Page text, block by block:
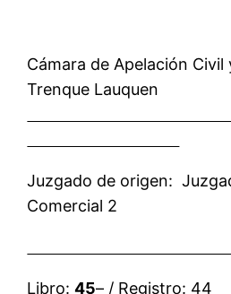
Cámara de Apelación Civil
Trenque
Juzgado de origen:
Comercial 2
Libro: 45– / Registro: 44